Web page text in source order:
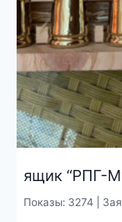
ящик “РПГ-
Показы: 3274 |